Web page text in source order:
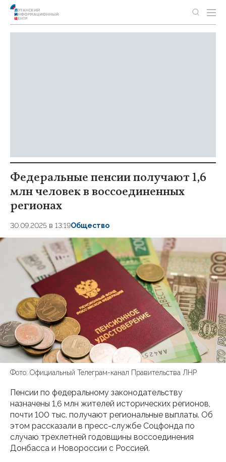
Федеральные пенсии получают 1,6
млн человек в воссоединенных
регионах
30.09.2025 в 13:19Общество
Фото: Официальный Телеграм-канал Правительства ЛНР
Пенсии по федеральному законодательству
назначены 1,6 млн жителей исторических регионов,
почти 100 тыс. получают региональные выплаты. Об
этом рассказали в пресс-службе Соцфонда по
случаю трехлетней годовщины воссоединения
Донбасса и Новороссии с Россией.